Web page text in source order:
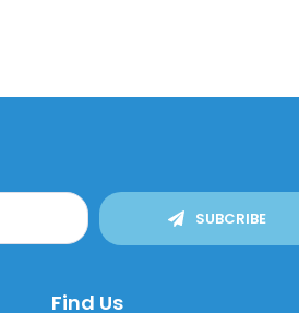
SUBCRIBE
Find Us